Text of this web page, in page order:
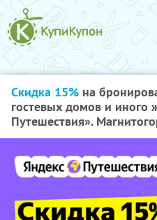
Скидка 15% на
гостевых домов и иного
Путешествия».